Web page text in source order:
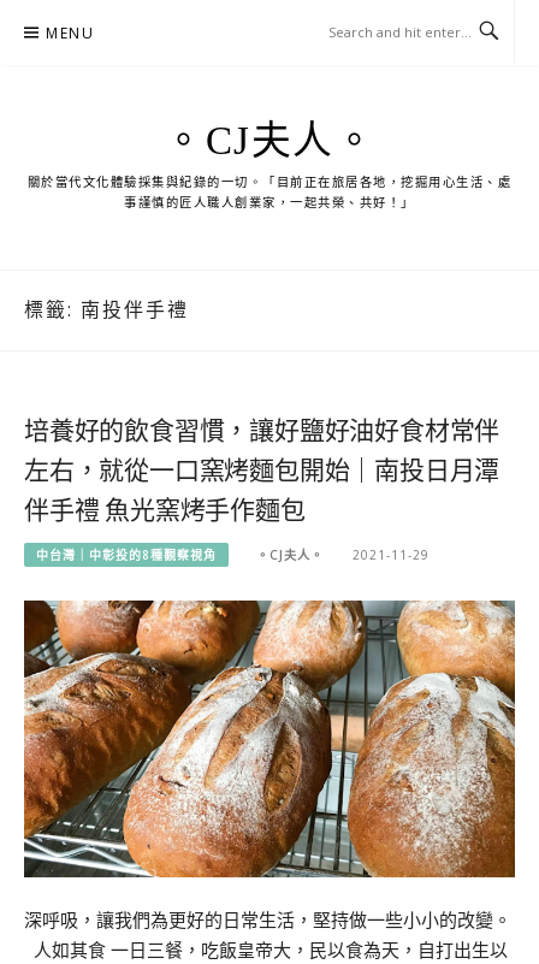
MENU
。CJ夫人。
關於當代文化體驗採集與紀錄的一切。「目前正在旅居各地，挖掘用心生活、處
事謹慎的匠人職人創業家，一起共榮、共好！」
標籤: 南投伴手禮
培養好的飲食習慣，讓好鹽好油好食材常伴
左右，就從一口窯烤麵包開始｜南投日月潭
伴手禮 魚光窯烤手作麵包
中台灣｜中彰投的8種觀察視角 。CJ夫人。 2021-11-29
深呼吸，讓我們為更好的日常生活，堅持做一些小小的改變。
人如其食 一日三餐，吃飯皇帝大，民以食為天，自打出生以